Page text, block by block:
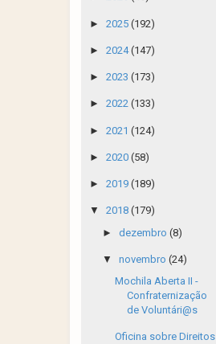
► 2025 (192)
► 2024(147)
► 2023 (173)
► 2022 (133)
► 2021 (124)
► 2020 (58)
► 2019 (189)
▼ 2018 (179)
► dezembro (8)
▼ novembro (24)
Mochila Aberta II -
Confraternização
de Voluntári@s
Oficina sobre Direitos